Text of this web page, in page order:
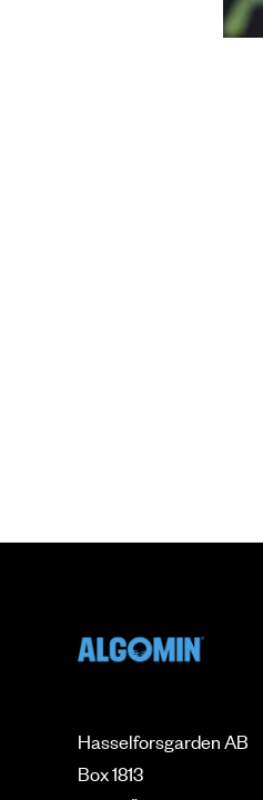
Hasselforsgarden AB
Box 1813